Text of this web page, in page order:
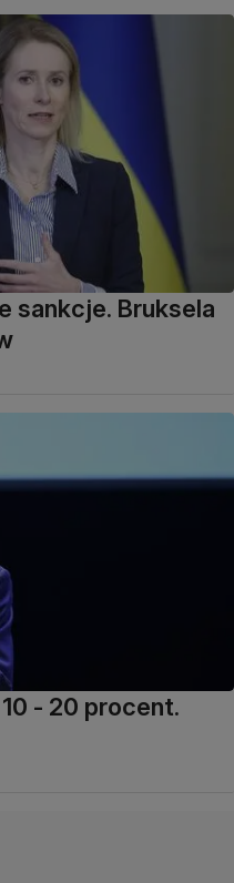
sankcje. Bruksela
- 20 procent.